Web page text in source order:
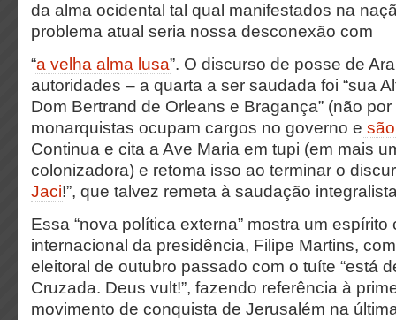
da alma ocidental tal qual manifestados na
problema atual seria nossa desconexão com
“a velha alma lusa”. O discurso de posse de
autoridades – a quarta a ser saudada foi “sua
Dom Bertrand de Orleans e Bragança” (não
monarquistas ocupam cargos no governo e
Continua e cita a Ave Maria em tupi (em mais
colonizadora) e retoma isso ao terminar o
Jaci!”, que talvez remeta à saudação
Essa “nova política externa” mostra um
internacional da presidência, Filipe Martins,
eleitoral de outubro passado com o tuíte “está
Cruzada. Deus vult!”, fazendo referência à
movimento de conquista de Jerusalém na